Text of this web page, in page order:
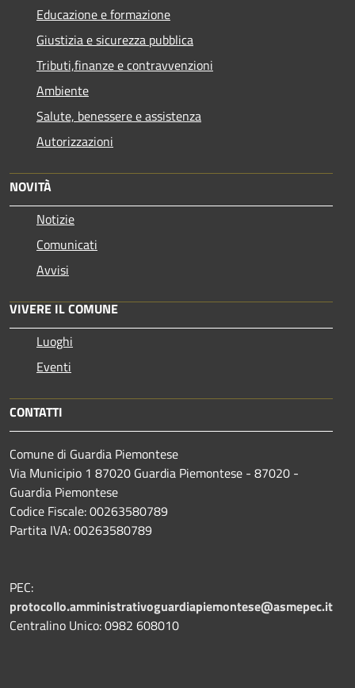
Educazione e formazione
Giustizia e sicurezza pubblica
Tributi,finanze e contravvenzioni
Ambiente
Salute, benessere e assistenza
Autorizzazioni
NOVITÀ
Notizie
Comunicati
Avvisi
VIVERE IL COMUNE
Luoghi
Eventi
CONTATTI
Comune di Guardia Piemontese
Via Municipio 1 87020 Guardia Piemontese - 87020 -
Guardia Piemontese
Codice Fiscale: 00263580789
Partita IVA: 00263580789
PEC:
protocollo.amministrativoguardiapiemontese@asmepec.it
Centralino Unico: 0982 608010